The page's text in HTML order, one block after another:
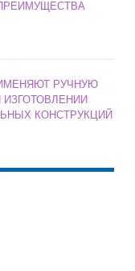
РУЧНУЮ
КОНСТРУКЦИЙ